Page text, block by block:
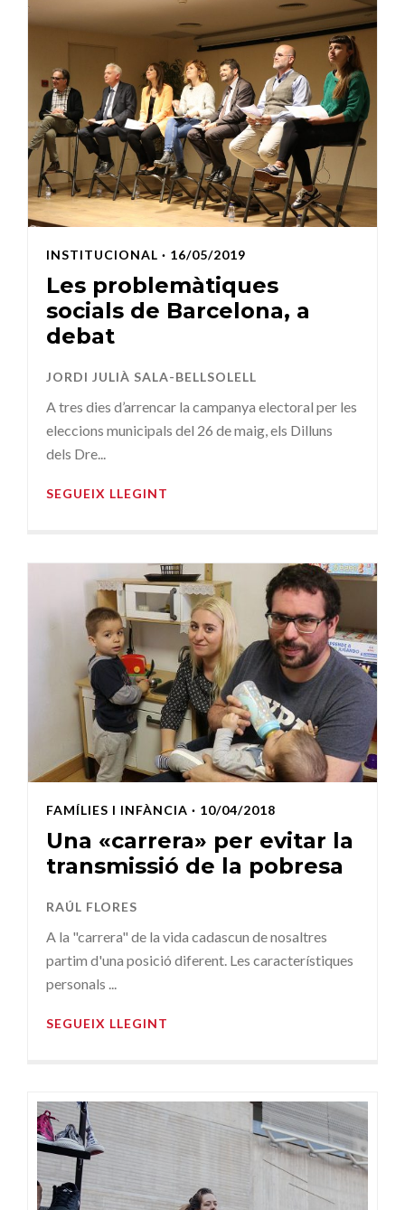
INSTITUCIONAL · 16/05/2019
Les problemàtiques
socials de Barcelona, a
debat
JORDI JULIÀ SALA-BELLSOLELL
A tres dies d’arrencar la campanya electoral per les
eleccions municipals del 26 de maig, els Dilluns
dels Dre...
SEGUEIX LLEGINT
FAMÍLIES I INFÀNCIA · 10/04/2018
Una «carrera» per evitar la
transmissió de la pobresa
RAÚL FLORES
A la "carrera" de la vida cadascun de nosaltres
partim d'una posició diferent. Les característiques
personals ...
SEGUEIX LLEGINT